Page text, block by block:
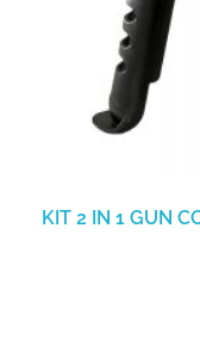
KIT 2 IN 1 GUN